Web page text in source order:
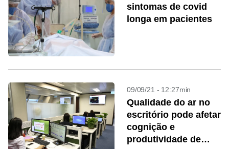
sintomas de covid
longa em pacientes
09/09/21 - 12:27min
Qualidade do ar no
escritório pode afetar
cognição e
produtividade de